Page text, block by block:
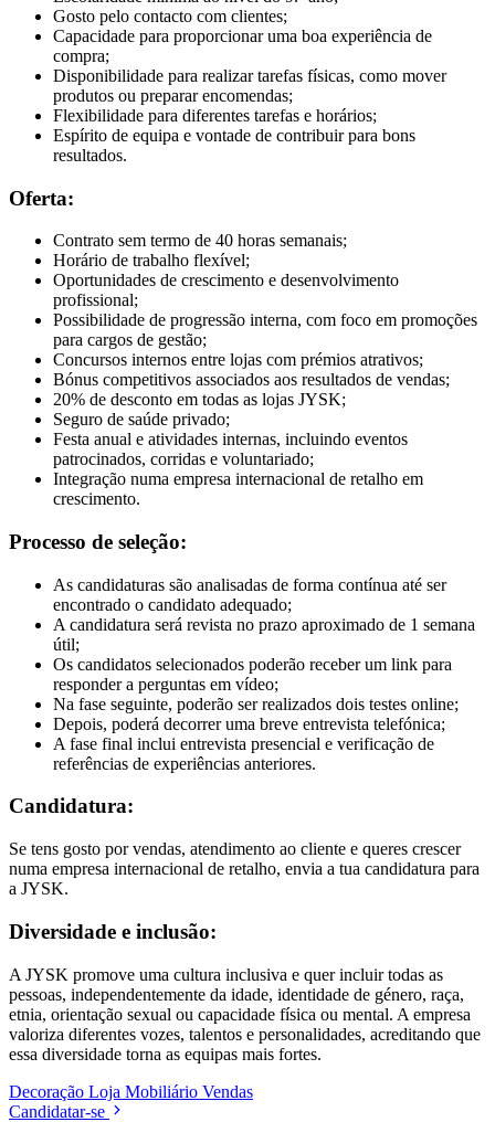
Gosto pelo contacto com clientes;
Capacidade para proporcionar uma boa experiência de
compra;
Disponibilidade para realizar tarefas físicas, como mover
produtos ou preparar encomendas;
Flexibilidade para diferentes tarefas e horários;
Espírito de equipa e vontade de contribuir para bons
resultados.
Oferta:
Contrato sem termo de 40 horas semanais;
Horário de trabalho flexível;
Oportunidades de crescimento e desenvolvimento
profissional;
Possibilidade de progressão interna, com foco em promoções
para cargos de gestão;
Concursos internos entre lojas com prémios atrativos;
Bónus competitivos associados aos resultados de vendas;
20% de desconto em todas as lojas JYSK;
Seguro de saúde privado;
Festa anual e atividades internas, incluindo eventos
patrocinados, corridas e voluntariado;
Integração numa empresa internacional de retalho em
crescimento.
Processo de seleção:
As candidaturas são analisadas de forma contínua até ser
encontrado o candidato adequado;
A candidatura será revista no prazo aproximado de 1 semana
útil;
Os candidatos selecionados poderão receber um link para
responder a perguntas em vídeo;
Na fase seguinte, poderão ser realizados dois testes online;
Depois, poderá decorrer uma breve entrevista telefónica;
A fase final inclui entrevista presencial e verificação de
referências de experiências anteriores.
Candidatura:
Se tens gosto por vendas, atendimento ao cliente e queres crescer
numa empresa internacional de retalho, envia a tua candidatura para
a JYSK.
Diversidade e inclusão:
A JYSK promove uma cultura inclusiva e quer incluir todas as
pessoas, independentemente da idade, identidade de género, raça,
etnia, orientação sexual ou capacidade física ou mental. A empresa
valoriza diferentes vozes, talentos e personalidades, acreditando que
essa diversidade torna as equipas mais fortes.
Decoração Loja Mobiliário Vendas
Candidatar-se